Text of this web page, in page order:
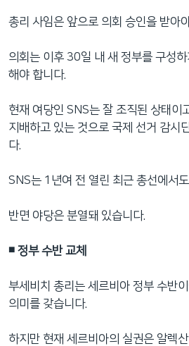
총리 사임은 앞으로 의회 승인을 받아
의회는 이후 30일 내 새 정부를 구성하
해야 합니다.
현재 여당인 SNS는 잘 조직된 상태이
지배하고 있는 것으로 국제 선거 감시
다.
SNS는 1년여 전 열린 최근 총선에서
반면 야당은 분열돼 있습니다.
◾️ 정부 수반 교체
부세비치 총리는 세르비아 정부 수반
의미를 갖습니다.
하지만 현재 세르비아의 실권은 알렉